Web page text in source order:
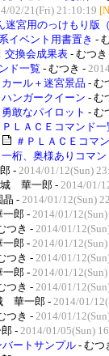
02/21(Fri) 21:10:19
迷宮用のっけもり版
イベント用書置き -
交換会成果表 - むつ
ド一覧 - むつき -
カール＋迷宮景品 - む
ハンガークイーン - む
勇敢なパイロット - む
ＰＬＡＣＥコマンド一
＃ＰＬＡＣＥコマ
一桁、奥様ありコマ
- 2014/01/12(Sun)
華一郎 - 2014/01/
晶 - 2014/01/12(Sun)
郎 - 2014/01/
つき - 2014/01/
郎 - 2014/01/
つき - 2014/01/
郎 - 2014/01/
つき - 2014/01/
華一郎 - 2014/01/
つき - 2014/01/
- 2014/01/05(Sun)
ートサンプル- むつ